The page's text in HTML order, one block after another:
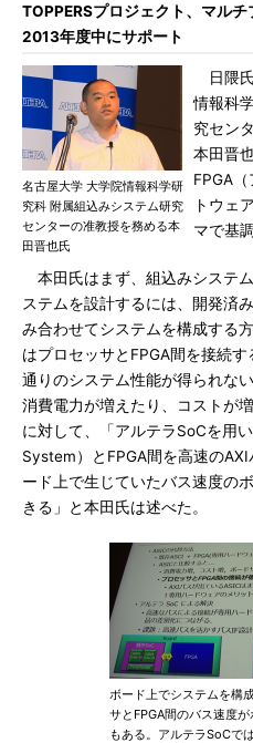
TOPPERSプロジェクト、マル
2013年度中にサポート
名古屋大学 大学院情報科学研
究科 附属組込みシステム研究
センターの准教授を務める本
田晋也氏
日隈
情報科
究セン
本田晋
FPGA
トウェ
マで基
本田氏はまず、組込みシステ
ステムを設計するには、開発済
み合わせてシステムを構成する
はプロセッサとFPGA間を接続
通りのシステム性能が得られな
消費電力が増えたり、コストが
に対して、「アルテラSoCを用
System）とFPGA間を高速の
ード上で生じていたバス速度の
きる」と本田氏は述べた。
ボード上でシステムを構
サとFPGA間のバス速度
もある。アルテラSoCで